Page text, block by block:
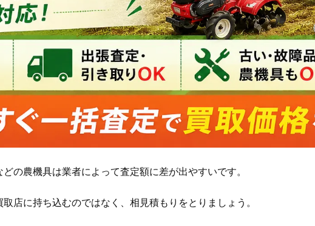
の農機具は業者によって査定額に差が出やすいです。
店に持ち込むのではなく、相見積もりをとりましょう。